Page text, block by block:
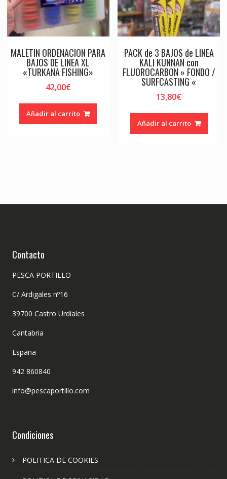
MALETIN ORDENACION PARA
BAJOS DE LINEA XL
«TURKANA FISHING»
42,00€
Añadir al carrito
PACK de 3 BAJOS de LINEA
KALI KUNNAN con
FLUOROCARBON » FONDO /
SURFCASTING «
13,80€
Añadir al carrito
Contacto
PESCA PORTILLO
C/ Ardigales nº16
39700 Castro Urdiales
Cantabria
España
942 860840
info@pescaportillo.com
Condiciones
POLITICA DE COOKIES